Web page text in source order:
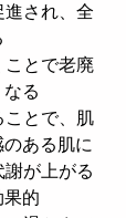
進され、全
ことで老廃
る
ことで、肌
ある肌に
が上がる
果的